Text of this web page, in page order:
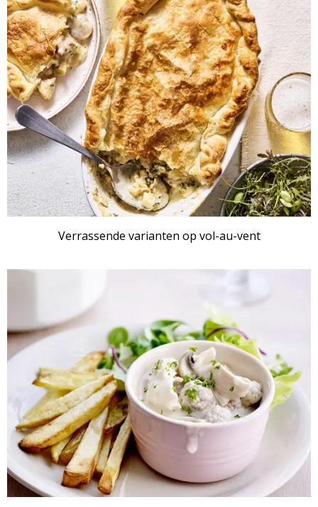
RECEPTENSET
Verrassende varianten op vol-au-vent